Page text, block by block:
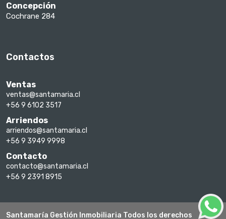
Concepción
Cochrane 284
Contactos
Ventas
ventas@santamaria.cl
+56 9 6102 3517
Arriendos
arriendos@santamaria.cl
+56 9 3949 9998
Contacto
contacto@santamaria.cl
+56 9 2391 8915
Santamaría Gestión Inmobiliaria Todos los derechos